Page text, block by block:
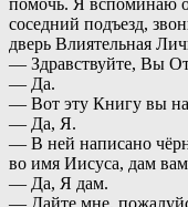
помочь. Я вспоминаю
соседний подъезд,
дверь Влиятельная
— Здравствуйте, Вы
— Да.
— Вот эту Книгу вы
— Да, Я.
— В ней написано
во имя Иисуса, дам
— Да, Я дам.